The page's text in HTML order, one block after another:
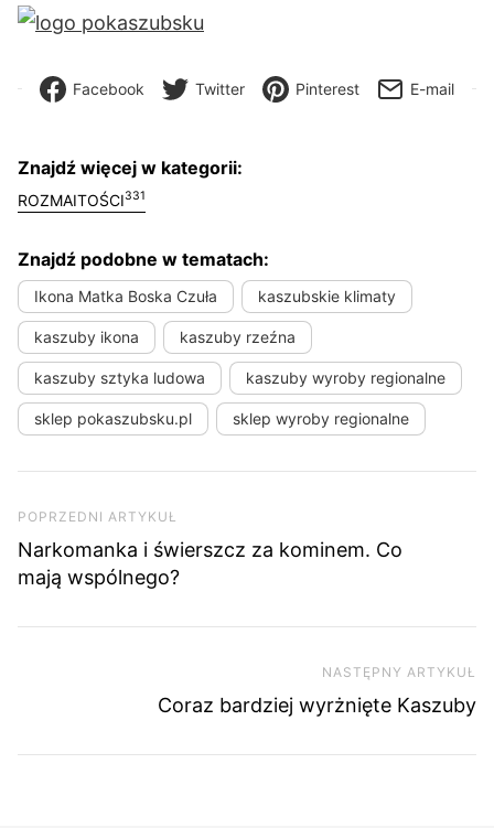
Facebook Twitter Pinterest E-mail
Znajdź więcej w kategorii:
ROZMAITOŚCI331
Znajdź podobne w tematach:
Ikona Matka Boska Czuła kaszubskie klimaty
kaszuby ikona kaszuby rzeźna
kaszuby sztyka ludowa kaszuby wyroby regionalne
sklep pokaszubsku.pl sklep wyroby regionalne
Poprzedni artykuł
POPRZEDNI ARTYKUŁ
Narkomanka i świerszcz za kominem. Co
mają wspólnego?
NASTĘPNY ARTYKUŁ
Coraz bardziej wyrżnięte Kaszuby